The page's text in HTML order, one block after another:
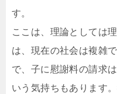
す。
ここは、理論としては
は、現在の社会は複雑
で、子に慰謝料の請求
いう気持ちもあります。